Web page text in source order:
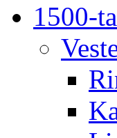
1500-